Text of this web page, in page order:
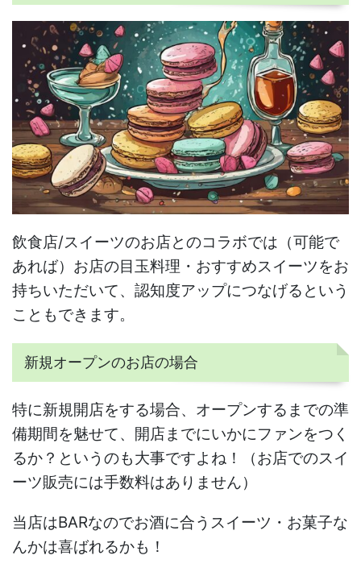
飲食店/スイーツのお店とのコラボでは（可能で
あれば）お店の目玉料理・おすすめスイーツをお
持ちいただいて、認知度アップにつなげるという
こともできます。
新規オープンのお店の場合
特に新規開店をする場合、オープンするまでの準
備期間を魅せて、開店までにいかにファンをつく
るか？というのも大事ですよね！（お店でのスイ
ーツ販売には手数料はありません）
当店はBARなのでお酒に合うスイーツ・お菓子な
んかは喜ばれるかも！